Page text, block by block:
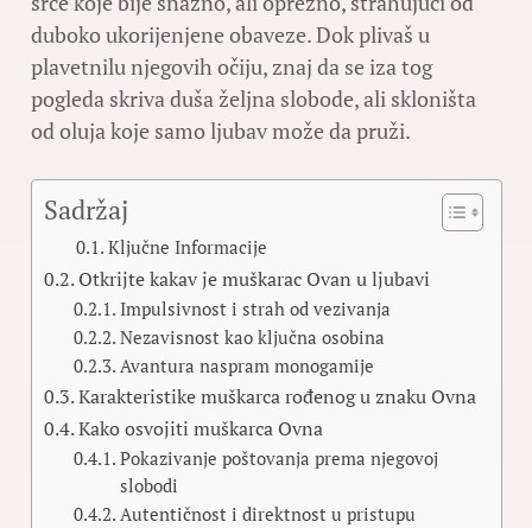
duboko ukorijenjene obaveze. Dok plivaš u
plavetnilu njegovih očiju, znaj da se iza tog
pogleda skriva duša željna slobode, ali skloništa
od oluja koje samo ljubav može da pruži.
Sadržaj
Ključne Informacije
Otkrijte kakav je muškarac Ovan u ljubavi
Impulsivnost i strah od vezivanja
Nezavisnost kao ključna osobina
Avantura naspram monogamije
Karakteristike muškarca rođenog u znaku Ovna
Kako osvojiti muškarca Ovna
Pokazivanje poštovanja prema njegovoj
slobodi
Autentičnost i direktnost u pristupu